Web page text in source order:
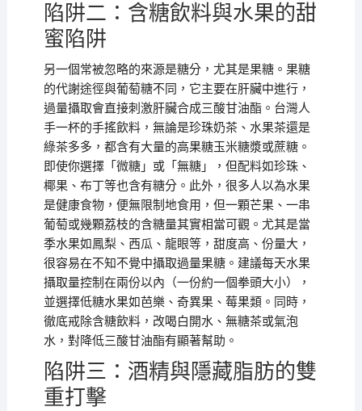
陷阱二：含糖飲料與水果的甜
蜜陷阱
另一個常被忽略的來源是糖分，尤其是果糖。果糖
的代謝途徑與葡萄糖不同，它主要在肝臟中進行，
過量攝取會直接刺激肝臟合成三酸甘油酯。台灣人
手一杯的手搖飲料，無論是珍珠奶茶、水果茶還是
綠茶多多，都含有大量的高果糖玉米糖漿或蔗糖。
即使你選擇「微糖」或「無糖」，但配料如珍珠、
椰果、布丁等也含有糖分。此外，很多人以為水果
是健康食物，便無限制地食用，但一顆芒果、一串
葡萄或幾顆荔枝的含糖量其實相當可觀。尤其是當
季水果如鳳梨、西瓜、龍眼等，甜度高、份量大，
很容易在不知不覺中攝取過量果糖。建議每天水果
攝取量控制在兩份以內（一份約一個拳頭大小），
並選擇低糖水果如芭樂、奇異果、莓果類。同時，
徹底戒除含糖飲料，改喝白開水、無糖茶或氣泡
水，對降低三酸甘油酯有顯著幫助。
陷阱三：酒精與隱藏脂肪的雙
重打擊